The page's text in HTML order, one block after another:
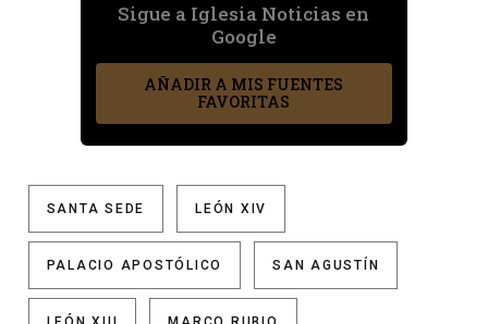
Sigue a Iglesia Noticias en
Google
AÑADIR A MIS FUENTES
FAVORITAS
SANTA SEDE LEÓN XIV
PALACIO APOSTÓLICO SAN AGUSTÍN